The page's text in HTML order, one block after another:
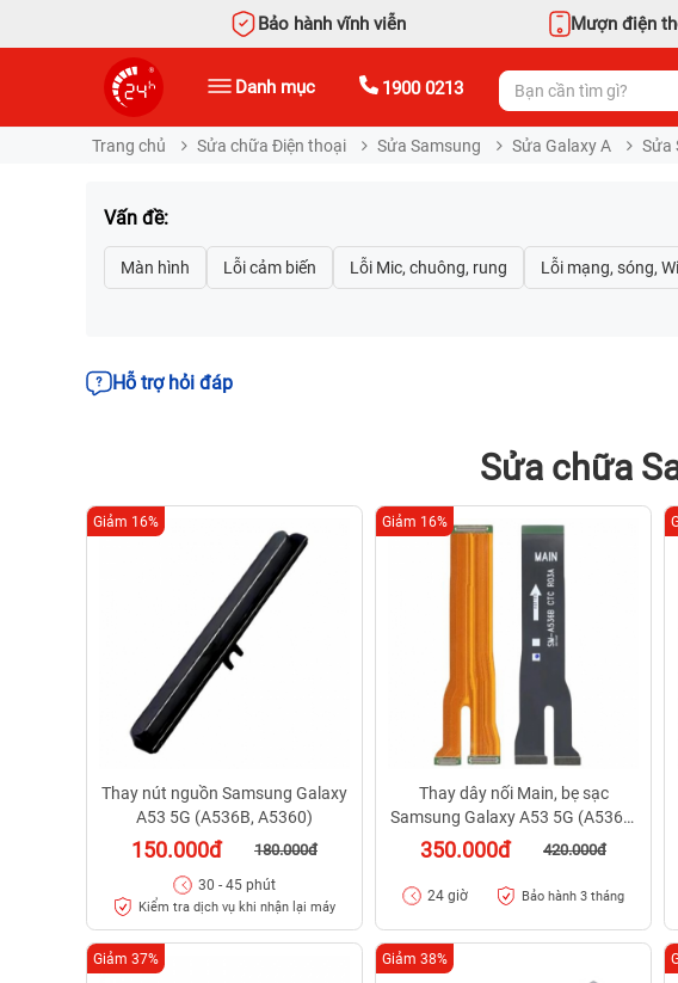
Bảo hành vĩnh viễn Mượn điện
Danh mục 1900 0213
Trang chủ Sửa chữa Điện thoại Sửa Samsung Sửa Galaxy A Sửa
Vấn đề:
Hỗ trợ hỏi đáp
Sửa chữa
Thay nút nguồn Samsung Galaxy
A53 5G (A536B, A5360)
150.000đ 180.000đ
Giảm 16%
30 - 45 phút
Kiểm tra dịch vụ khi nhận lại máy
Thay dây nối Main, bẹ sạc
Samsung Galaxy A53 5G (A536B,
A5360)
350.000đ 420.000đ
Giảm 16%
24 giờ Bảo hành 3 tháng
Giảm 37% Giảm 38%